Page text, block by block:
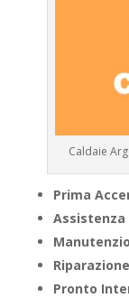
Caldaie
Prima
Assistenza
Riparazione
Pronto